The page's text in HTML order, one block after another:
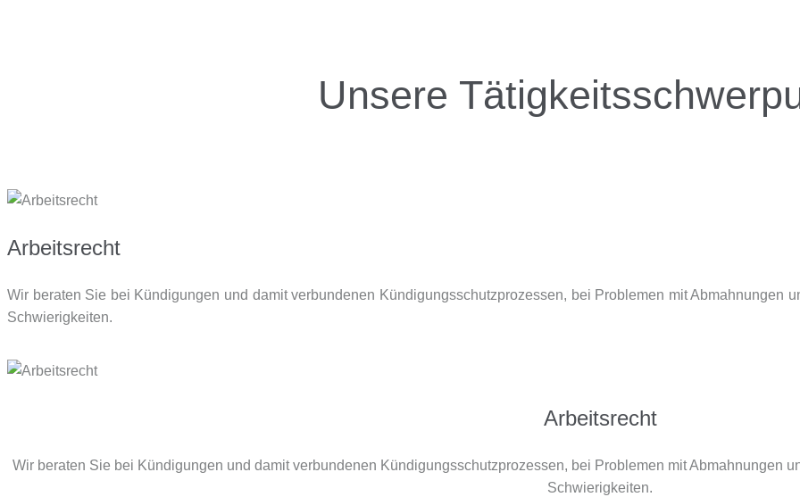
Unsere
Arbeitsrecht
Wir beraten Sie bei Kündigungen und damit verbundenen Kündigungsschutzprozessen, bei Problemen mit Abmahnungen
Schwierigkeiten.
Arbeitsrecht
Wir beraten Sie bei Kündigungen und damit verbundenen Kündigungsschutzprozessen, bei Problemen mit Abmahnungen
Schwierigkeiten.